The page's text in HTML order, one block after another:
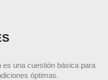
es una cuestión básica para
óptimas.